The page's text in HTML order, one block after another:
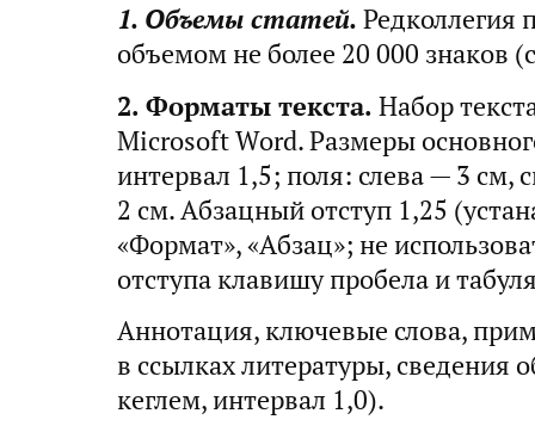
1. Объемы статей. Редколлегия
объемом не более 20 000 знаков
2. Форматы текста. Набор
Microsoft Word. Размеры
интервал 1,5; поля: слева — 3 см,
2 см. Абзацный отступ 1,25
«Формат», «Абзац»; не
отступа клавишу пробела и
Аннотация, ключевые слова,
в ссылках литературы, сведения
кеглем, интервал 1,0).